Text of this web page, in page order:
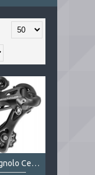
Campagnolo Centaur 11s rear/medium